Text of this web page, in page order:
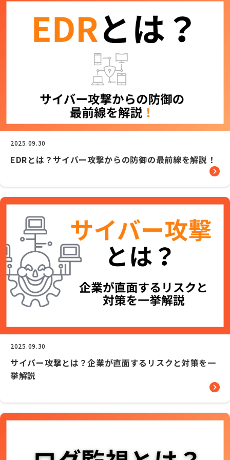
2025.09.30
EDRとは？サイバー攻撃からの防御の最前線を解説！
2025.09.30
サイバー攻撃とは？企業が直面するリスクと対策を一
挙解説